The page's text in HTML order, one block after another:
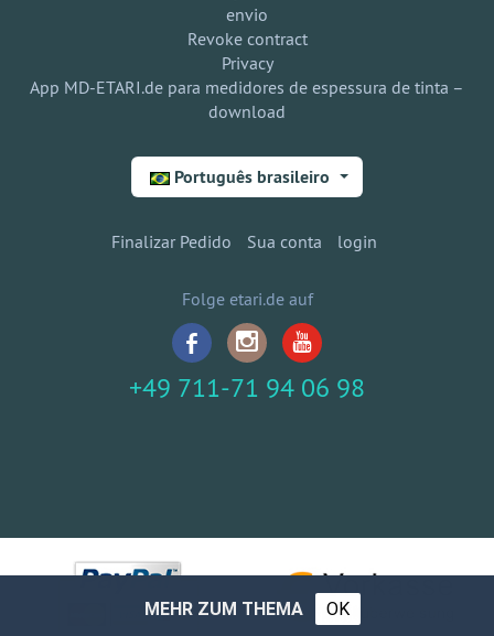
envio
Revoke contract
Privacy
App MD-ETARI.de para medidores de espessura de tinta –
download
Português brasileiro
Finalizar Pedido Sua conta login
Folge etari.de auf
+49 711-71 94 06 98
MEHR ZUM THEMA OK